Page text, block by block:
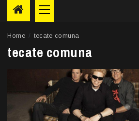
Primary
Menu
Home tecate comuna
tecate comuna